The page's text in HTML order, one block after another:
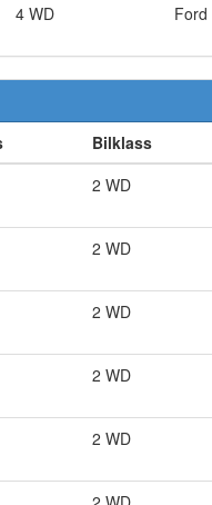
4 WD Ford
Bilklass
2 WD
2 WD
2 WD
2 WD
2 WD